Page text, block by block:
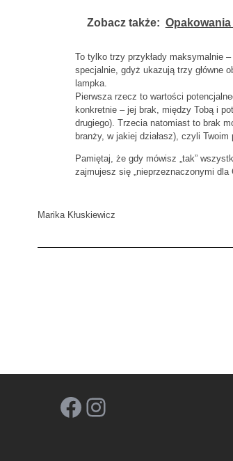
Zobacz także:
To tylko trzy przykłady maksymalnie
specjalnie, gdyż ukazują trzy główne
lampka.
Pierwsza rzecz to wartości
konkretnie – jej brak, między Tobą i
drugiego). Trzecia natomiast to brak
branży, w jakiej działasz), czyli Twoim
Pamiętaj, że gdy mówisz „tak”
zajmujesz się „nieprzeznaczonymi dla
Marika Kłuskiewicz
Facebook Instagram